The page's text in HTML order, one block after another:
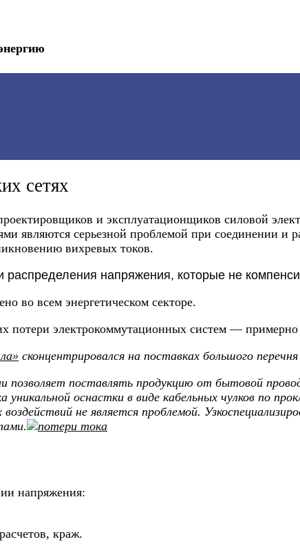
сетях
и эксплуатационщиков силовой
являются серьезной проблемой при соединении и
вихревых токов.
напряжения, которые не
во всем энергетическом секторе.
потери электрокоммутационных систем —
сконцентрировался на поставках большого
позволяет поставлять продукцию от бытовой
оснастки в виде кабельных чулков по
не является проблемой.
напряжения:
краж.